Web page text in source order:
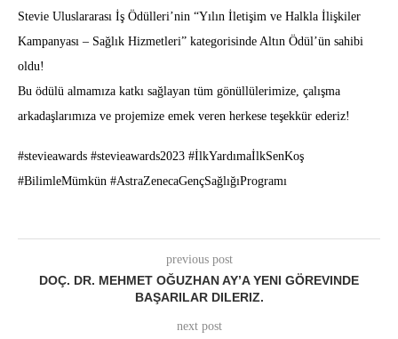
Stevie Uluslararası İş Ödülleri’nin “Yılın İletişim ve Halkla İlişkiler
Kampanyası – Sağlık Hizmetleri” kategorisinde Altın Ödül’ün sahibi
oldu!
Bu ödülü almamıza katkı sağlayan tüm gönüllülerimize, çalışma
arkadaşlarımıza ve projemize emek veren herkese teşekkür ederiz!
#stevieawards #stevieawards2023 #İlkYardımaİlkSenKoş
#BilimleMümkün #AstraZenecaGençSağlığıProgramı
previous post
DOÇ. DR. MEHMET OĞUZHAN AY’A YENI GÖREVINDE
BAŞARILAR DILERIZ.
next post